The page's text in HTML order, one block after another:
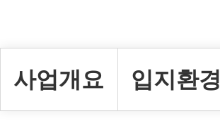
사업개요 입지환경